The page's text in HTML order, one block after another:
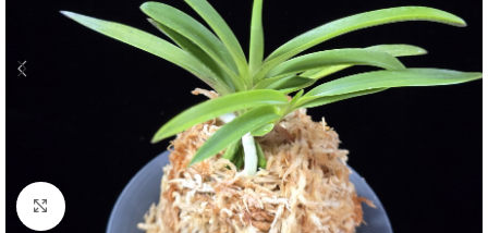
Увеличить